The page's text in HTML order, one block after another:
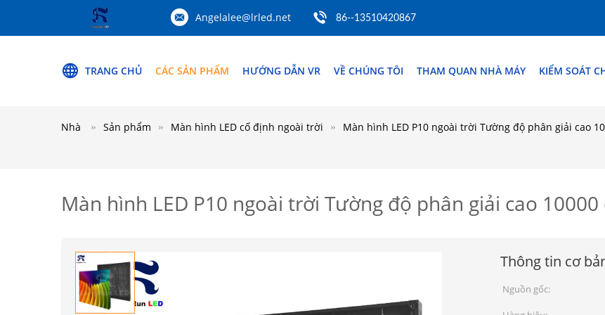
Angelalee@lrled.net 86--13510420867
TRANG CHỦ CÁC SẢN PHẨM HƯỚNG DẪN VR VỀ CHÚNG TÔI THAM QUAN NHÀ MÁY KIỂM SOÁT
Nhà Sản phẩm Màn hình LED cố định ngoài trời Màn hình LED P10 ngoài trời Tường độ phân giải cao
Màn hình LED P10 ngoài trời Tường độ phân giải cao 10000
Thông tin cơ
Nguồn gốc: